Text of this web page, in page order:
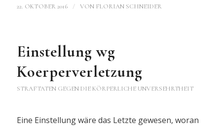
22. OKTOBER 2016 / VON FLORIAN SCHNEIDER
Einstellung wg
Koerperverletzung
STRAFTATEN GEGEN DIE KÖRPERLICHE UNVERSEHRTHEIT
Eine Einstellung wäre das Letzte gewesen, woran